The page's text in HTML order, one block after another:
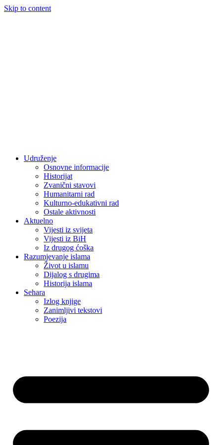
Skip to content
Udruženje
Osnovne informacije
Historijat
Zvanični stavovi
Humanitarni rad
Kulturno-edukativni rad
Ostale aktivnosti
Aktuelno
Vijesti iz svijeta
Vijesti iz BiH
Iz drugog ćoška
Razumjevanje islama
Život u islamu
Dijalog s drugima
Historija islama
Sehara
Izlog knjige
Zanimljivi tekstovi
Poezija